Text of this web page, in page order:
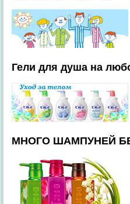
Гели для душа на
МНОГО ШАМПУНЕЙ